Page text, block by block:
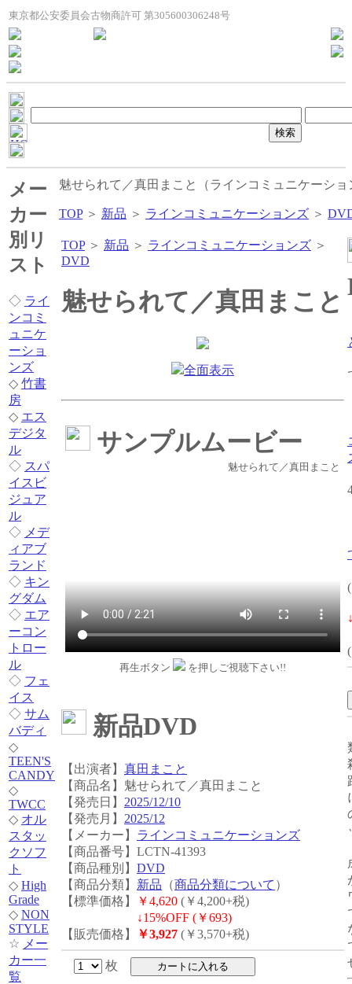
東京都公安委員会古物商許可 第305600306248号
メー
カー
別リ
スト
◇ ライ
ンコミ
ュニケ
ーショ
ンズ
◇ 竹書
房
◇ エス
デジタ
ル
◇ スパ
イスビ
ジュア
ル
◇ メデ
ィアブ
ランド
◇ キン
グダム
◇ エア
ーコン
トロー
ル
◇ フェ
イス
◇ サム
バディ
◇
TEEN'S
CANDY
◇
TWCC
◇ オル
スタッ
クソフ
ト
◇ High
Grade
◇ NON
STYLE
☆ メー
カー一
覧
魅せられて／真田まこと（ラインコミュニケーショ
TOP＞ 新品 ＞ ラインコミュニケーションズ ＞
TOP＞ 新品 ＞ ラインコミュニケーションズ ＞
DVD
魅せられて／真田まこと
全面表示
サンプルムービー
魅せられて／真田まこと
再生ボタン を押しご視聴下さい!!
新品DVD
【出演者】 真田まこと
【商品名】魅せられて／真田まこと
【発売日】 2025/12/10
【発売月】 2025/12
【メーカー】 ラインコミュニケーションズ
【商品番号】LCTN-41393
【商品種別】 DVD
【商品分類】 新品 （商品分類について ）
【標準価格】
￥4,620 (￥4,200+税)
↓15%OFF (￥693)
【販売価格】
￥3,927 (￥3,570+税)
枚